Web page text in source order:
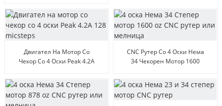
Двигател На Мотор Со
Чекор Со 4 Оски Peak 4.2A
CNC Рутер Со 4 Оски Нема
34 Чекорен Мотор 1600